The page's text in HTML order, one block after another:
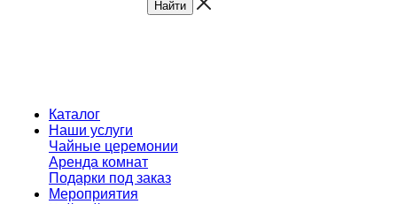
Каталог
Наши услуги
Чайные церемонии
Аренда комнат
Подарки под заказ
Мероприятия